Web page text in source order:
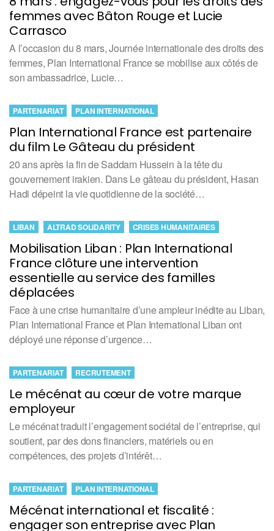
femmes avec Bâton Rouge et Lucie
Carrasco
A l’occasion du 8 mars, Journée internationale des droits des
femmes, Plan International France se mobilise aux côtés de
son ambassadrice, Lucie…
Plan International France est partenaire
du film Le Gâteau du président
PARTENARIAT PLAN INTERNATIONAL
20 ans après la fin de Saddam Hussein à la tête du
gouvernement irakien. Dans Le gâteau du président, Hasan
Hadi dépeint la vie quotidienne de la société…
Mobilisation Liban : Plan International
France clôture une intervention
essentielle au service des familles
déplacées
LIBAN ALTRAD SOLIDARITY CRISES HUMANITAIRES
Face à une crise humanitaire d’une ampleur inédite au Liban,
Plan International France et Plan International Liban ont
déployé une réponse d’urgence…
Le mécénat au cœur de votre marque
employeur
PARTENARIAT RECRUTEMENT
Le mécénat traduit l’engagement sociétal de l’entreprise, qui
soutient, par des dons financiers, matériels ou en
compétences, des projets d’intérêt…
Mécénat international et fiscalité :
engager son entreprise avec Plan
PARTENARIAT PLAN INTERNATIONAL